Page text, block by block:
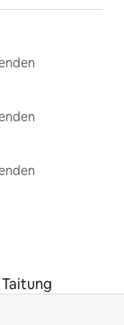
Taitung